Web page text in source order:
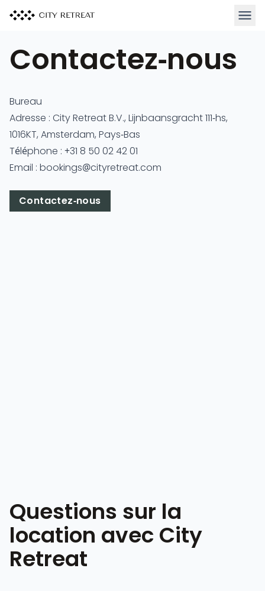
Contactez-nous
Bureau
Adresse : City Retreat B.V., Lijnbaansgracht 111-hs,
1016KT, Amsterdam, Pays-Bas
Téléphone : +31 8 50 02 42 01
Email : bookings@cityretreat.com
Contactez-nous
Questions sur la
location avec City
Retreat